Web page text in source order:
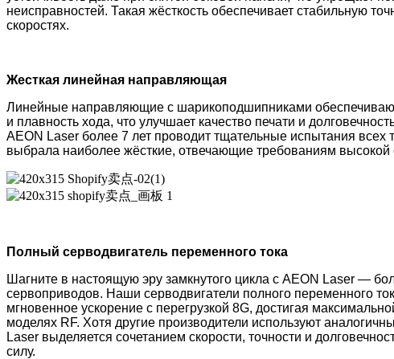
неисправностей. Такая жёсткость обеспечивает стабильную
скоростях.
Жесткая линейная направляющая
Линейные направляющие с шарикоподшипниками
и плавность хода, что улучшает качество печати и
AEON Laser более 7 лет проводит тщательные испытания
выбрала наиболее жёсткие, отвечающие требованиям высокой
Полный серводвигатель переменного тока
Шагните в настоящую эру замкнутого цикла с AEON Laser —
сервоприводов. Наши серводвигатели полного переменного
мгновенное ускорение с перегрузкой 8G, достигая
моделях RF. Хотя другие производители используют
Laser выделяется сочетанием скорости, точности и
силу.